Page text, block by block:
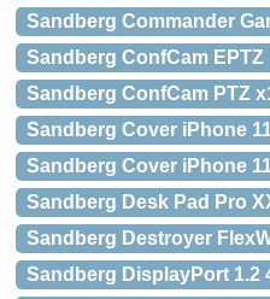
Sandberg Commander
Sandberg ConfCam EPTZ
Sandberg ConfCam PTZ
Sandberg Cover iPhone
Sandberg Cover iPhone
Sandberg Desk Pad Pro
Sandberg Destroyer
Sandberg DisplayPort 1.2